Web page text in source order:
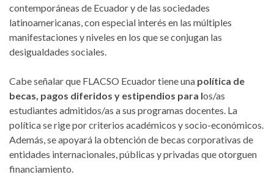
contemporáneas de Ecuador y de las sociedades
latinoamericanas, con especial interés en las múltiples
manifestaciones y niveles en los que se conjugan las
desigualdades sociales.
Cabe señalar que FLACSO Ecuador tiene una política de
becas, pagos diferidos y estipendios para los/as
estudiantes admitidos/as a sus programas docentes. La
política se rige por criterios académicos y socio-económicos.
Además, se apoyará la obtención de becas corporativas de
entidades internacionales, públicas y privadas que otorguen
financiamiento.